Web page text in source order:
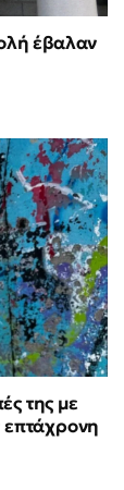
έβαλαν
της με
επτάχρονη